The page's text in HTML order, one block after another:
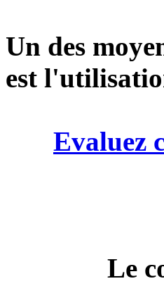
Un des
est
Evaluez
Le